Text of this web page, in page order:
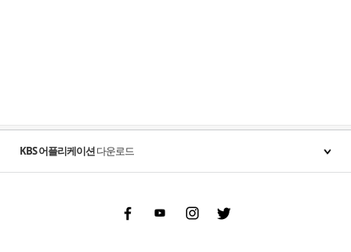
KBS 어플리케이션다운로드
FacebookYoutubeInstgram Twitter